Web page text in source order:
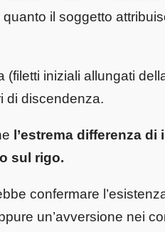
il soggetto
iniziali allungati
di discendenza.
l’estrema differenza
sul rigo.
confermare
un’avversione nei